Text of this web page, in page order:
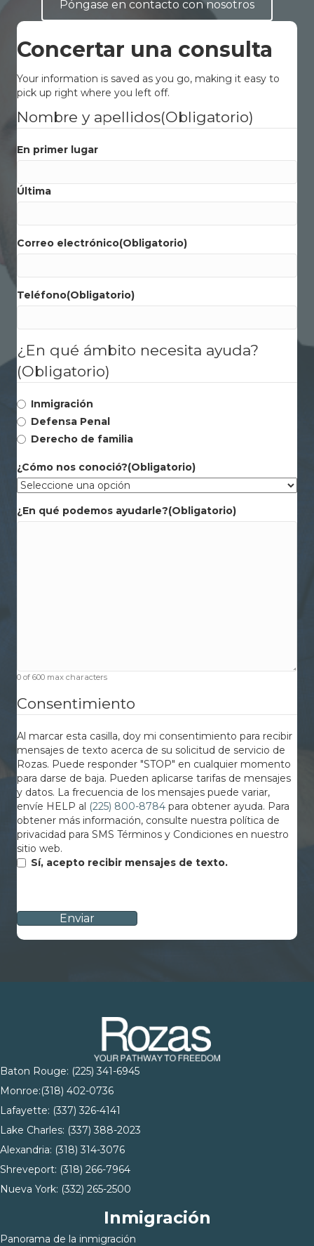
Póngase en contacto con nosotros
Concertar una consulta
Your information is saved as you go, making it easy to
pick up right where you left off.
Nombre y apellidos(Obligatorio)
En primer lugar
Última
Correo electrónico(Obligatorio)
Teléfono(Obligatorio)
¿En qué ámbito necesita ayuda?
(Obligatorio)
Inmigración
Defensa Penal
Derecho de familia
¿Cómo nos conoció?(Obligatorio)
¿En qué podemos ayudarle?(Obligatorio)
0 of 600 max characters
Consentimiento
Al marcar esta casilla, doy mi consentimiento para recibir
mensajes de texto acerca de su solicitud de servicio de
Rozas. Puede responder "STOP" en cualquier momento
para darse de baja. Pueden aplicarse tarifas de mensajes
y datos. La frecuencia de los mensajes puede variar,
envíe HELP al (225) 800-8784 para obtener ayuda. Para
obtener más información, consulte nuestra política de
privacidad para SMS Términos y Condiciones en nuestro
sitio web.
Sí, acepto recibir mensajes de texto.
Baton Rouge: (225) 341-6945
Monroe:(318) 402-0736
Lafayette: (337) 326-4141
Lake Charles: (337) 388-2023
Alexandria: (318) 314-3076
Shreveport: (318) 266-7964
Nueva York: (332) 265-2500
Inmigración
Panorama de la inmigración